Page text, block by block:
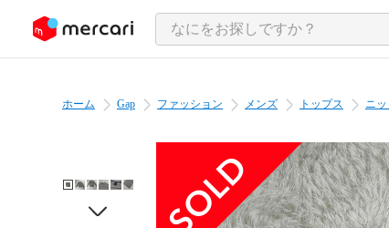
ツにスキップ
ホーム Gap ファッション メンズ トップス ニ